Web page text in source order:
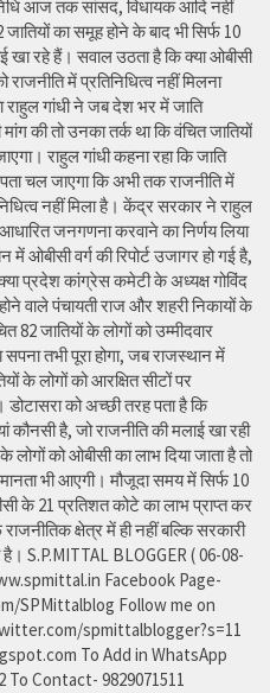
आज तक सांसद, विधायक आदि नहीं
का समूह होने के बाद भी सिर्फ 10
खा रहे हैं। सवाल उठता है कि क्या ओबीसी
राजनीति में प्रतिनिधित्व नहीं मिलना
राहुल गांधी ने जब देश भर में जाति
की तो उनका तर्क था कि वंचित जातियों
राहुल गांधी कहना रहा कि जाति
चल जाएगा कि अभी तक राजनीति में
नहीं मिला है। केंद्र सरकार ने राहुल
आधारित जनगणना करवाने का निर्णय लिया
ओबीसी वर्ग की रिपोर्ट उजागर हो गई है,
प्रदेश कांग्रेस कमेटी के अध्यक्ष गोविंद
होने वाले पंचायती राज और शहरी निकायों के
82 जातियों के लोगों को उम्मीदवार
सपना तभी पूरा होगा, जब राजस्थान में
के लोगों को आरक्षित सीटों पर
डोटासरा को अच्छी तरह पता है कि
कौनसी है, जो राजनीति की मलाई खा रही
लोगों को ओबीसी का लाभ दिया जाता है तो
भी आएगी। मौजूदा समय में सिर्फ 10
के 21 प्रतिशत कोटे का लाभ प्राप्त कर
क्षेत्र में ही नहीं बल्कि सरकारी
है। S.P.MITTAL BLOGGER ( 06-08-
Facebook Page-
SPMittalblog Follow me on
spmittalblogger?s=11
To Add in WhatsApp
To Contact- 9829071511